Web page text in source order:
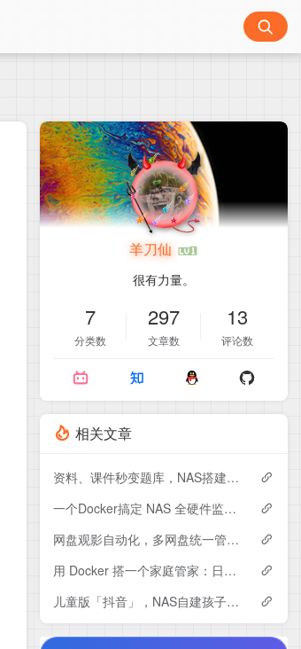
羊刀仙
很有力量。
7
分类数
297
文章数
13
评论数
相关文章
资料、课件秒变题库，NAS搭建专属AI刷题系统Exameow
一个Docker搞定 NAS 全硬件监控：CPU、硬盘、显卡专业监控大屏～
网盘观影自动化，多网盘统一管理！NAS部署LitePan，联动Emby打造私人影音库
用 Docker 搭一个家庭管家：日程、账单、任务全都能管，Yuvomi使用与搭建
儿童版「抖音」，NAS自建孩子专属的短视频平台，保驾护航。